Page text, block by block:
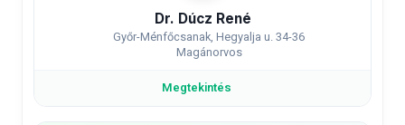
Dr. Dúcz René
Győr-Ménfőcsanak, Hegyalja u. 34-36
Magánorvos
Megtekintés